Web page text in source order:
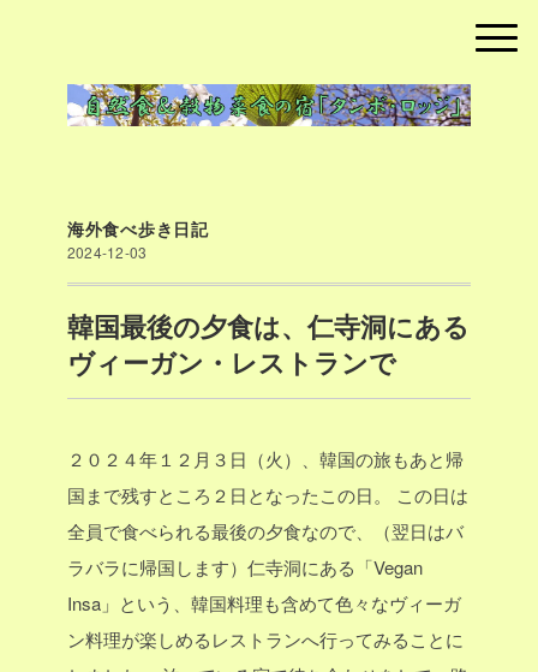
海外食べ歩き日記
2024-12-03
韓国最後の夕食は、仁寺洞にある
ヴィーガン・レストランで
２０２４年１２月３日（火）、韓国の旅もあと帰
国まで残すところ２日となったこの日。
この日は
全員で食べられる最後の夕食なので、（翌日はバ
ラバラに帰国します）仁寺洞にある「Vegan
Insa」という、韓国料理も含めて色々なヴィーガ
ン料理が楽しめるレストランへ行ってみることに